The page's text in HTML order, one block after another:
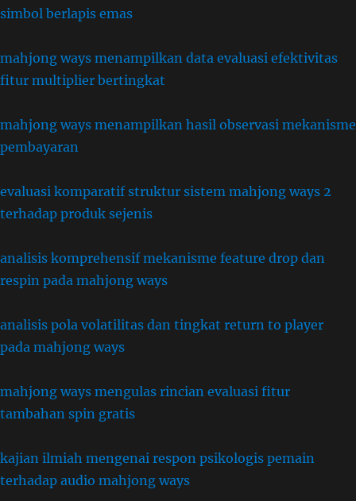
simbol berlapis emas
mahjong ways menampilkan data evaluasi efektivitas
fitur multiplier bertingkat
mahjong ways menampilkan hasil observasi mekanisme
pembayaran
evaluasi komparatif struktur sistem mahjong ways 2
terhadap produk sejenis
analisis komprehensif mekanisme feature drop dan
respin pada mahjong ways
analisis pola volatilitas dan tingkat return to player
pada mahjong ways
mahjong ways mengulas rincian evaluasi fitur
tambahan spin gratis
kajian ilmiah mengenai respon psikologis pemain
terhadap audio mahjong ways